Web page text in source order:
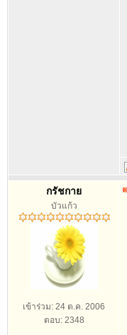
กรัชกาย
บัวแก้ว
เข้าร่วม: 24 ต.ค. 2006
ตอบ: 2348